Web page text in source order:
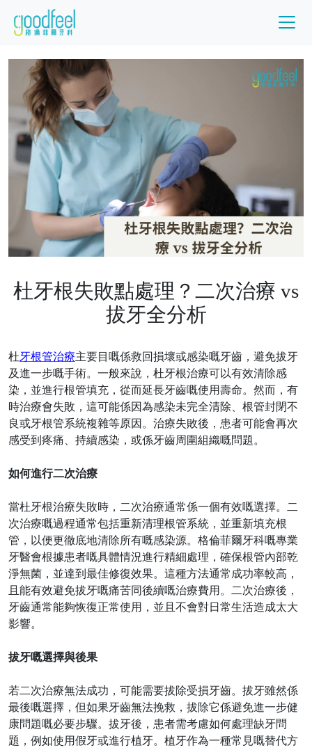
杜牙根失敗點處理？二次治療 vs
拔牙全分析
杜牙根管治療主要目嘅係救回損壞或感染嘅牙齒，避免拔牙
及進一步嘅手術。一般來說，杜牙根治療可以有效清除感
染，並進行根管填充，從而延長牙齒嘅使用壽命。然而，有
時治療會失敗，這可能係因為感染未完全清除、根管封閉不
良或牙根管系統複雜等原因。治療失敗後，患者可能會再次
感受到疼痛、持續感染，或係牙齒周圍組織嘅問題。
如何進行二次治療
當杜牙根治療失敗時，二次治療通常係一個有效嘅選擇。二
次治療嘅過程通常包括重新清理根管系統，並重新填充根
管，以便更徹底地清除所有嘅感染源。格倫菲爾牙科嘅專業
牙醫會根據患者嘅具體情況進行精細處理，確保根管內部乾
淨無菌，並達到最佳修復效果。這種方法通常成功率較高，
且能有效避免拔牙嘅痛苦同後續嘅治療費用。二次治療後，
牙齒通常能夠恢復正常使用，並且不會對日常生活造成太大
影響。
拔牙嘅選擇與後果
若二次治療無法成功，可能需要拔除受損牙齒。拔牙雖然係
最後嘅選擇，但如果牙齒無法挽救，拔除它係避免進一步健
康問題嘅必要步驟。拔牙後，患者需考慮如何處理缺牙問
題，例如使用假牙或進行植牙。植牙作為一種常見嘅替代方